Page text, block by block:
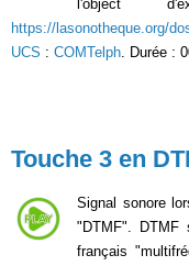
l'object
https://lasonotheque.org/
UCS : COMTelph . Durée :
Touche 3 en
Signal sonore
"DTMF". DTMF
français